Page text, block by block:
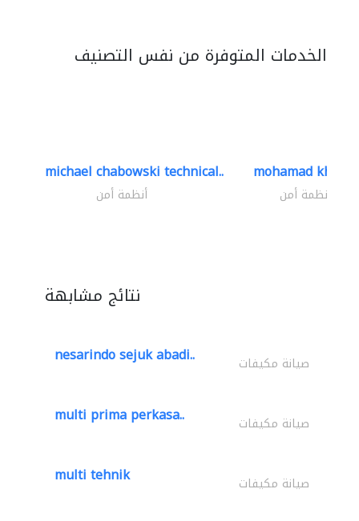
الخدمات المتوفرة من نفس التصنيف
michael chabowski technical..
أنظمة أمن
mohamad khayat
أنظمة أمن
نتائج مشابهة
nesarindo sejuk abadi.. صيانة مكيفات
multi prima perkasa.. صيانة مكيفات
multi tehnik صيانة مكيفات